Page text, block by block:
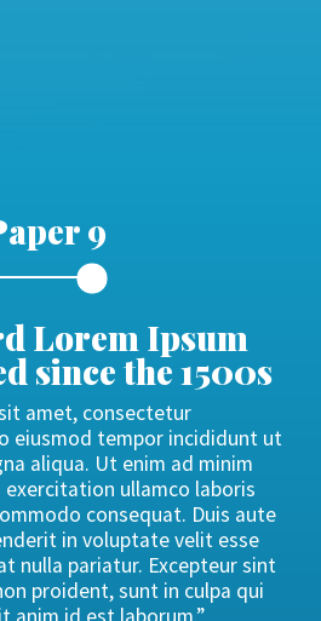
9
Lorem Ipsum
since the 1500s
amet, consectetur
eiusmod tempor incididunt ut
aliqua. Ut enim ad minim
ullamco laboris
consequat. Duis aute
in voluptate velit esse
nulla pariatur. Excepteur sint
proident, sunt in culpa qui